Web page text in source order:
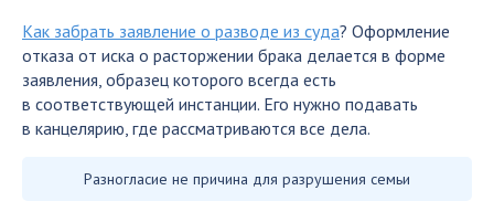
Как забрать заявление о разводе из суда? Оформление
отказа от иска о расторжении брака делается в форме
заявления, образец которого всегда есть
в соответствующей инстанции. Его нужно подавать
в канцелярию, где рассматриваются все дела.
Разногласие не причина для разрушения семьи